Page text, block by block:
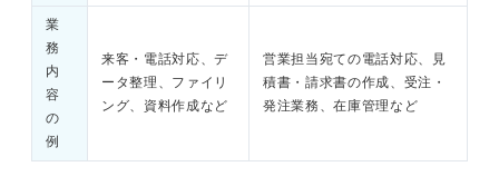
業
務
内
容
の
例
来客・電話対応、デ
ータ整理、ファイリ
ング、資料作成など
営業担当宛ての電話対応、見
積書・請求書の作成、受注・
発注業務、在庫管理など